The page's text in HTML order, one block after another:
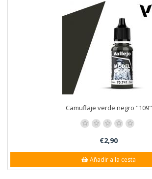
Camuflaje verde negro "109"
€2,90
Añadir a la cesta